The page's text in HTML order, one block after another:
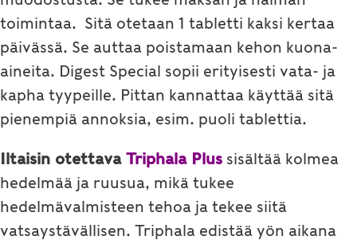
toimintaa. Sitä otetaan 1 tabletti kaksi kertaa
päivässä. Se auttaa poistamaan kehon kuona-
aineita. Digest Special sopii erityisesti vata- ja
kapha tyypeille. Pittan kannattaa käyttää sitä
pienempiä annoksia, esim. puoli tablettia.
Iltaisin otettava Triphala Plus sisältää kolmea
hedelmää ja ruusua, mikä tukee
hedelmävalmisteen tehoa ja tekee siitä
vatsaystävällisen. Triphala edistää yön aikana